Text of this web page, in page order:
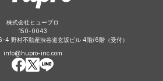
株式会社ヒュープロ
150-0043
4 野村不動産渋谷道玄坂ビル 4階/6階（受付）
info@hupro-inc.com